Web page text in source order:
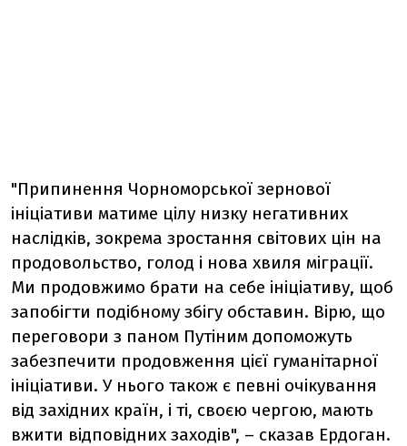
"Припинення Чорноморської зернової
ініціативи матиме цілу низку негативних
наслідків, зокрема зростання світових цін на
продовольство, голод і нова хвиля міграції.
Ми продовжимо брати на себе ініціативу, щоб
запобігти подібному збігу обставин. Вірю, що
переговори з паном Путіним допоможуть
забезпечити продовження цієї гуманітарної
ініціативи. У нього також є певні очікування
від західних країн, і ті, своєю чергою, мають
вжити відповідних заходів", – сказав Ердоган.